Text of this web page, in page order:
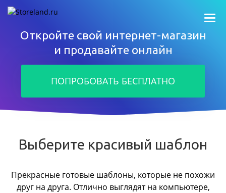
Откройте свой интернет-магазин
и продавайте онлайн
ПОПРОБОВАТЬ БЕСПЛАТНО
Выберите красивый шаблон
Прекрасные готовые шаблоны, которые не похожи
друг на друга. Отлично выглядят на компьютере,